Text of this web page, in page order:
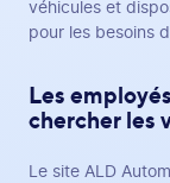
véhicules et
pour les besoins
Les
chercher les
Le site ALD